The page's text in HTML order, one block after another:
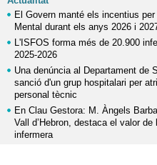
El Govern manté els incentius
Mental durant els anys 2026 i
L'ISFOS forma més de 20.900
2025-2026
Una denúncia al Departament de
sanció d'un grup hospitalari per
personal tècnic
En Clau Gestora: M. Àngels
Vall d’Hebron, destaca el valor
infermera